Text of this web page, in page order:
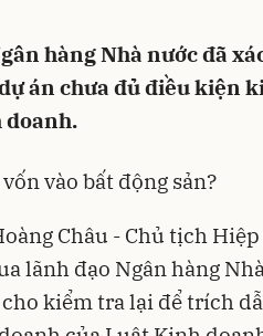
hàng Nhà nước đã
án chưa đủ điều kiện
doanh.
vào bất động sản?
Châu - Chủ tịch
lãnh đạo Ngân hàng
kiểm tra lại để trích